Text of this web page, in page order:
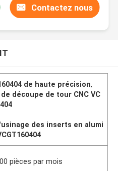
Contactez nous
de haute précision,
découpe de tour CNC VC
des inserts en alumi
pièces par mois